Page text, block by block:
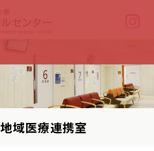
地域医療連携室